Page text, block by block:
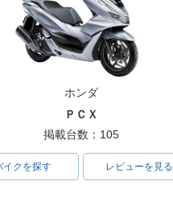
ホンダ
ＰＣＸ
掲載台数：105
イクを探す レビューを見る